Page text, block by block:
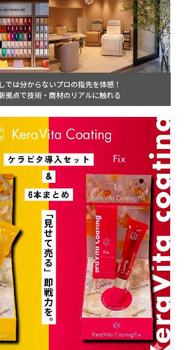
では分からないプロの指先を体感！
拠点で技術・商材のリアルに触れる